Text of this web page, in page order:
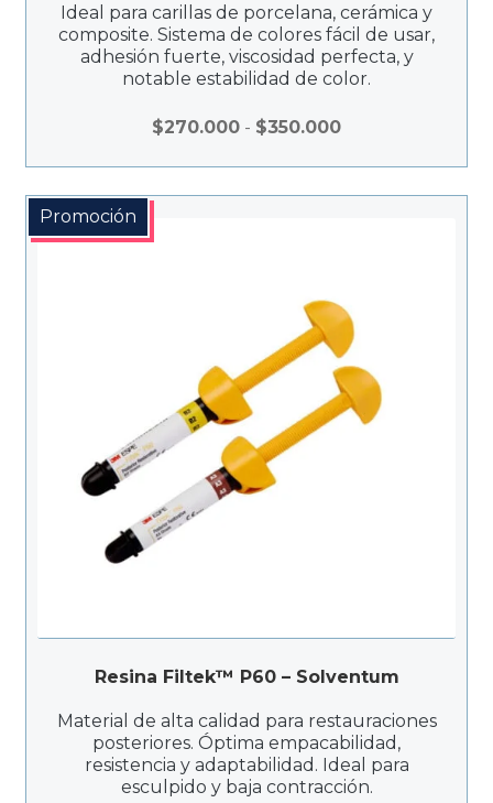
Ideal para carillas de porcelana, cerámica y
composite. Sistema de colores fácil de usar,
adhesión fuerte, viscosidad perfecta, y
notable estabilidad de color.
$270.000 - $350.000Rango
Promoción
Resina Filtek™ P60 – Solventum
Material de alta calidad para restauraciones
posteriores. Óptima empacabilidad,
resistencia y adaptabilidad. Ideal para
esculpido y baja contracción.